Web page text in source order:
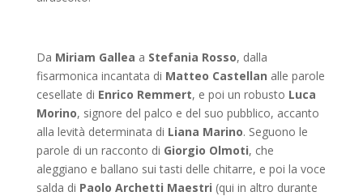
Da Miriam Gallea a Stefania Rosso, dalla
fisarmonica incantata di Matteo Castellan alle parole
cesellate di Enrico Remmert, e poi un robusto Luca
Morino, signore del palco e del suo pubblico, accanto
alla levità determinata di Liana Marino. Seguono le
parole di un racconto di Giorgio Olmoti, che
aleggiano e ballano sui tasti delle chitarre, e poi la voce
salda di Paolo Archetti Maestri (qui in altro durante